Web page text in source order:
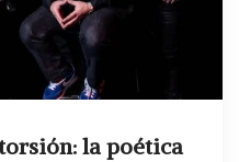
la poética